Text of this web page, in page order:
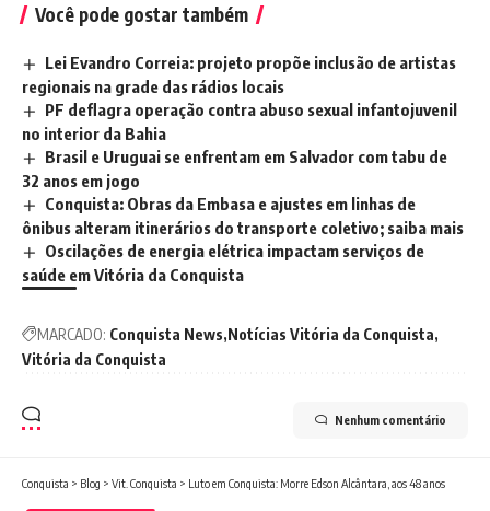
Você pode gostar também
Lei Evandro Correia: projeto propõe inclusão de artistas
regionais na grade das rádios locais
PF deflagra operação contra abuso sexual infantojuvenil
no interior da Bahia
Brasil e Uruguai se enfrentam em Salvador com tabu de
32 anos em jogo
Conquista: Obras da Embasa e ajustes em linhas de
ônibus alteram itinerários do transporte coletivo; saiba mais
Oscilações de energia elétrica impactam serviços de
saúde em Vitória da Conquista
MARCADO: Conquista News Notícias Vitória da Conquista
Vitória da Conquista
Nenhum comentário
Conquista > Blog > Vit. Conquista > Luto em Conquista: Morre Edson Alcântara, aos 48 anos